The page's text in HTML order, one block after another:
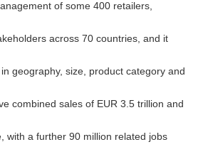
of some 400 retailers,
across 70 countries, and it
geography, size, product category and
combined sales of EUR 3.5 trillion and
with a further 90 million related jobs